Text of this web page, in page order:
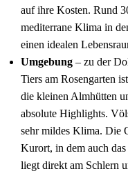
auf ihre Kosten. Rund
mediterrane Klima in
einen idealen
Umgebung – zu der
Tiers am Rosengarten
die kleinen Almhütten
absolute Highlights.
sehr mildes Klima. Die
Kurort, in dem auch
liegt direkt am Schlern